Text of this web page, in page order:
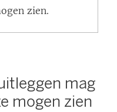
zien.
mag
mogen zien